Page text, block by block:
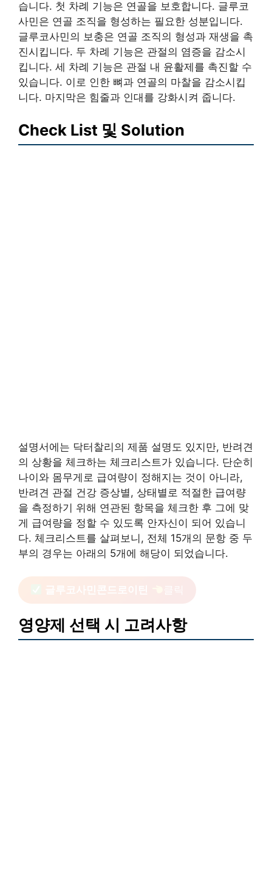
습니다. 첫 차례 기능은 연골을 보호합니다. 글루코
사민은 연골 조직을 형성하는 필요한 성분입니다.
글루코사민의 보충은 연골 조직의 형성과 재생을 촉
진시킵니다. 두 차례 기능은 관절의 염증을 감소시
킵니다. 세 차례 기능은 관절 내 윤활제를 촉진할 수
있습니다. 이로 인한 뼈과 연골의 마찰을 감소시킵
니다. 마지막은 힘줄과 인대를 강화시켜 줍니다.
Check List 및 Solution
설명서에는 닥터찰리의 제품 설명도 있지만, 반려견
의 상황을 체크하는 체크리스트가 있습니다. 단순히
나이와 몸무게로 급여량이 정해지는 것이 아니라,
반려견 관절 건강 증상별, 상태별로 적절한 급여량
을 측정하기 위해 연관된 항목을 체크한 후 그에 맞
게 급여량을 정할 수 있도록 안자신이 되어 있습니
다. 체크리스트를 살펴보니, 전체 15개의 문항 중 두
부의 경우는 아래의 5개에 해당이 되었습니다.
글루코사민콘드로이틴
영양제 선택 시 고려사항